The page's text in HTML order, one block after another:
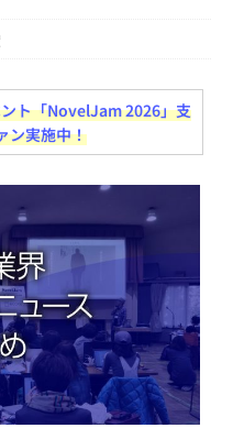
ト「NovelJam 2026」支
ン実施中！